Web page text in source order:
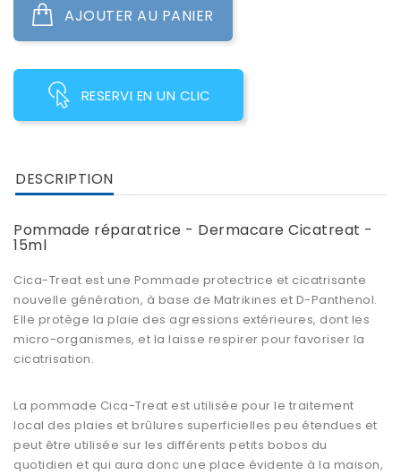
AJOUTER AU PANIER
RESERVI EN UN CLIC
DESCRIPTION
Pommade réparatrice - Dermacare Cicatreat -
15ml
Cica-Treat est une Pommade protectrice et cicatrisante
nouvelle génération, à base de Matrikines et D-Panthenol.
Elle protège la plaie des agressions extérieures, dont les
micro-organismes, et la laisse respirer pour favoriser la
cicatrisation.
La pommade Cica-Treat est utilisée pour le traitement
local des plaies et brûlures superficielles peu étendues et
peut être utilisée sur les différents petits bobos du
quotidien et qui aura donc une place évidente à la maison,